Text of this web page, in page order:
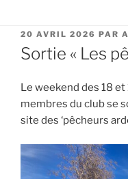
PUBLIÉ
LE
20 AVRIL 2026 PAR
Sortie « Les
Le weekend des 18
membres du club se
site des ‘pêcheurs